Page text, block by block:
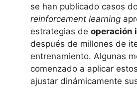
se han publicado casos
reinforcement learning
estrategias de operación
después de millones de
entrenamiento. Algunas
comenzado a aplicar
ajustar dinámicamente